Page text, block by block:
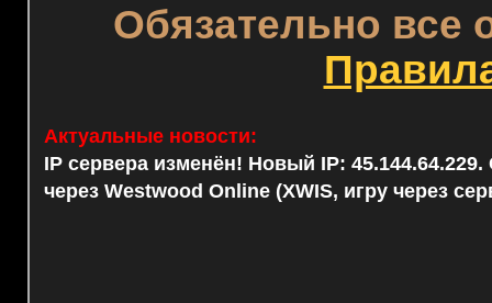
Обязательно все
Актуальные новости:
IP сервера изменён! Новый IP: 45.144.64.229.
через Westwood Online (XWIS, игру через